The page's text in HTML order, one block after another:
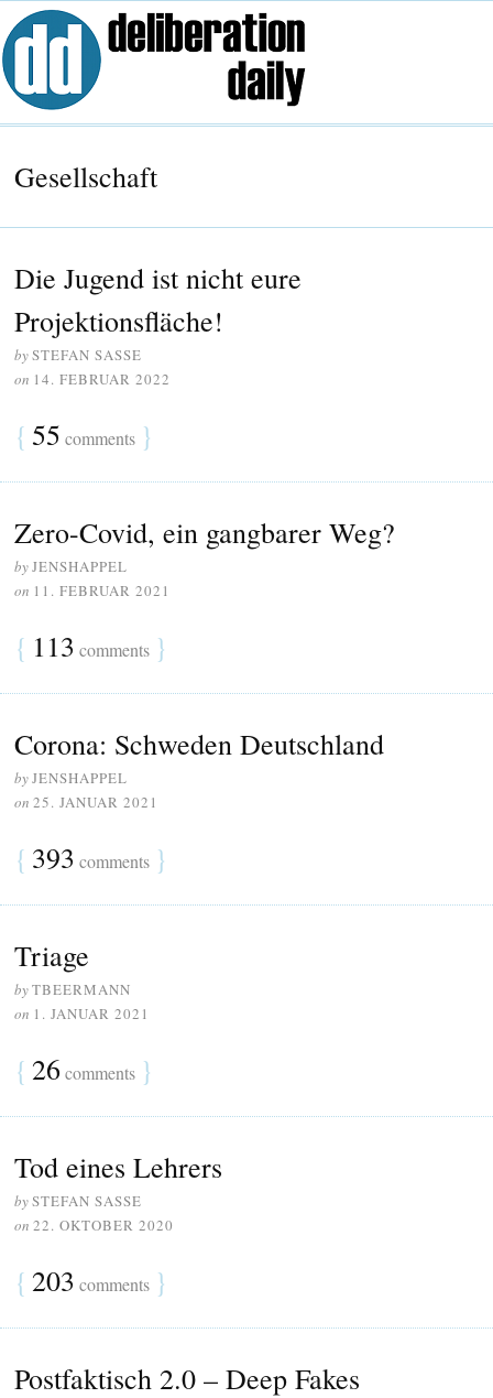
Gesellschaft
Die Jugend ist nicht eure
Projektionsfläche!
bySTEFAN SASSE
on 14. FEBRUAR 2022
{ 55 comments }
Zero-Covid, ein gangbarer Weg?
byJENSHAPPEL
on 11. FEBRUAR 2021
{ 113 comments }
Corona: Schweden Deutschland
byJENSHAPPEL
on 25. JANUAR 2021
{ 393 comments }
Triage
byTBEERMANN
on 1. JANUAR 2021
{ 26 comments }
Tod eines Lehrers
bySTEFAN SASSE
on 22. OKTOBER 2020
{ 203 comments }
Postfaktisch 2.0 – Deep Fakes